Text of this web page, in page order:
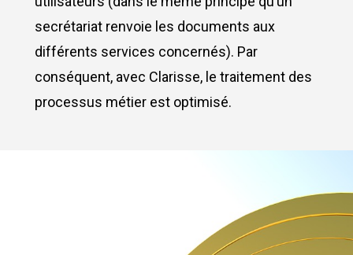
secrétariat renvoie les documents aux
différents services concernés). Par
conséquent, avec Clarisse, le traitement des
processus métier est optimisé.